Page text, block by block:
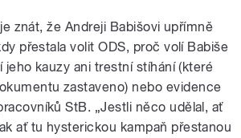
znát, že Andreji Babišovi upřímně
přestala volit ODS, proč volí Babiše
jeho kauzy ani trestní stíhání (které
zastaveno) nebo evidence
StB. „Jestli něco udělal, ať
ať tu hysterickou kampaň přestanou